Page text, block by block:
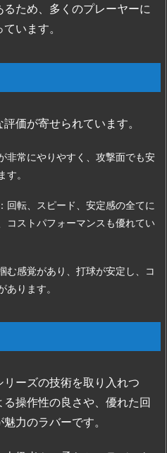
ため、多くのプレーヤーに
います。
価が寄せられています。
非常にやりやすく、攻撃面でも安
。
：回転、スピード、安定感の全てに
コストパフォーマンスも優れてい
む感覚があり、打球が安定し、コ
あります。
ーズの技術を取り入れつ
操作性の良さや、優れた回
力のラバーです。